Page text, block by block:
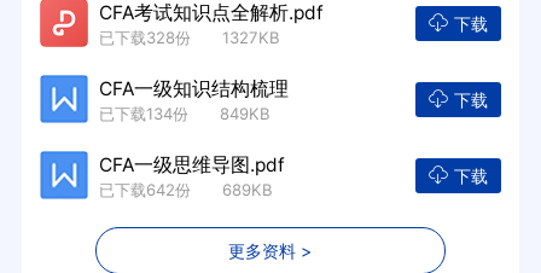
CFA考试知识点全解析.pdf
已下载328份 1327KB
下载
CFA一级知识结构梳理
已下载134份 849KB
下载
CFA一级思维导图.pdf
已下载642份 689KB
下载
更多资料 >